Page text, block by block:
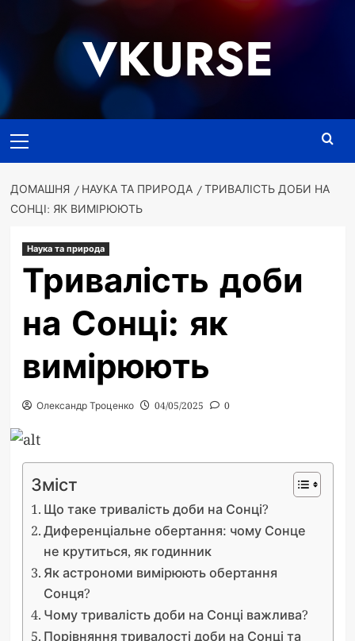
VKURSE
меню
ДОМАШНЯ НАУКА ТА ПРИРОДА
ТРИВАЛІСТЬ ДОБИ НА
СОНЦІ: ЯК ВИМІРЮЮТЬ
Наука та природа
Тривалість доби
на Сонці: як
вимірюють
Олександр Троценко 04/05/2025 0
Зміст
Що таке тривалість доби на Сонці?
Диференціальне обертання: чому Сонце
не крутиться, як годинник
Як астрономи вимірюють обертання
Сонця?
Чому тривалість доби на Сонці важлива?
Порівняння тривалості доби на Сонці та